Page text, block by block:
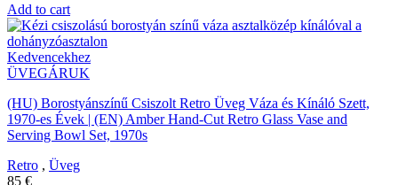
Add to cart
Kedvencekhez
ÜVEGÁRUK
(HU) Borostyánszínű Csiszolt Retro Üveg Váza és Kínáló Szett,
1970-es Évek | (EN) Amber Hand-Cut Retro Glass Vase and
Serving Bowl Set, 1970s
Retro , Üveg
85 €